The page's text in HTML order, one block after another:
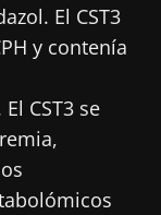
El CST3
y contenía
El CST3 se